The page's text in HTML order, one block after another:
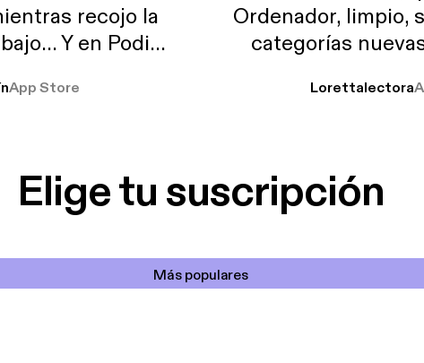
recojo la
Y en Podimo
de
App Store
Ordenador, limpio,
categorías
Lorettalectora
Elige tu suscripción
Más populares